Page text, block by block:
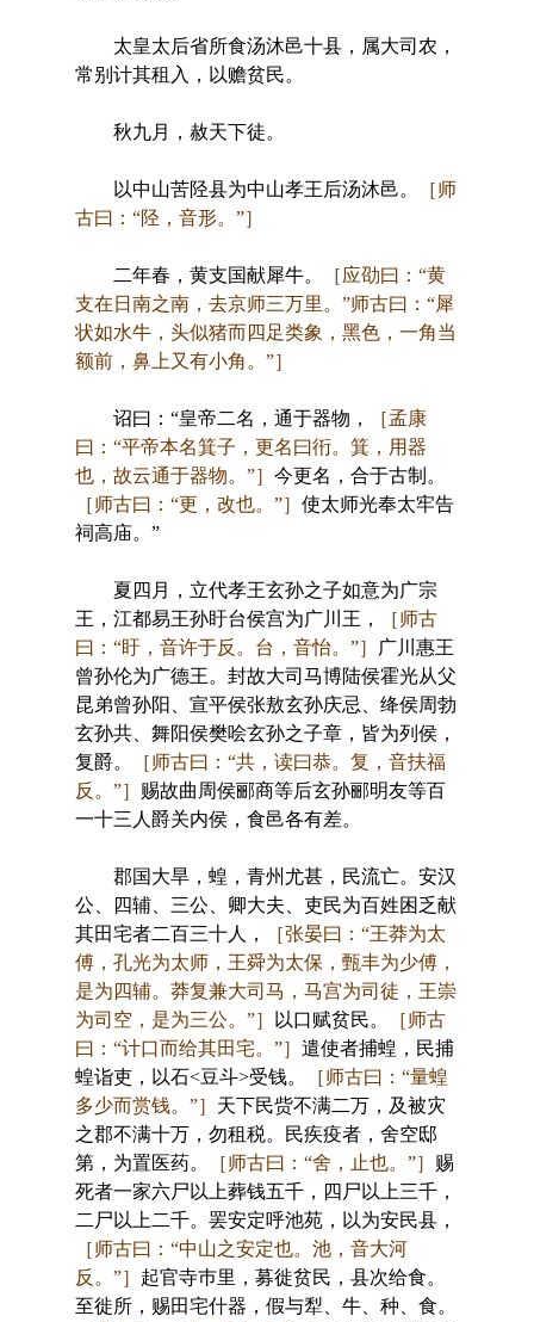
太皇太后省所食汤沐邑十县，属大司农，
常别计其租入，以赡贫民。
秋九月，赦天下徒。
以中山苦陉县为中山孝王后汤沐邑。
［师
古曰：“陉，音形。”］
二年春，黄支国献犀牛。
［应劭曰：“黄
支在日南之南，去京师三万里。”师古曰：“犀
状如水牛，头似猪而四足类象，黑色，一角当
额前，鼻上又有小角。”］
诏曰：“皇帝二名，通于器物，
［孟康
曰：“平帝本名箕子，更名曰衎。箕，用器
也，故云通于器物。”］ 今更名，合于古制。
［师古曰：“更，改也。”］ 使太师光奉太牢告
祠高庙。”
夏四月，立代孝王玄孙之子如意为广宗
王，江都易王孙盱台侯宫为广川王，
［师古
曰：“盱，音许于反。台，音怡。”］
广川惠王
曾孙伦为广德王。封故大司马博陆侯霍光从父
昆弟曾孙阳、宣平侯张敖玄孙庆忌、绛侯周勃
玄孙共、舞阳侯樊哙玄孙之子章，皆为列侯，
复爵。
［师古曰：“共，读曰恭。复，音扶福
反。”］ 赐故曲周侯郦商等后玄孙郦明友等百
一十三人爵关内侯，食邑各有差。
郡国大旱，蝗，青州尤甚，民流亡。安汉
公、四辅、三公、卿大夫、吏民为百姓困乏献
其田宅者二百三十人，
［张晏曰：“王莽为太
傅，孔光为太师，王舜为太保，甄丰为少傅，
是为四辅。莽复兼大司马，马宫为司徒，王崇
为司空，是为三公。”］
以口赋贫民。
［师古
曰：“计口而给其田宅。”］ 遣使者捕蝗，民捕
蝗诣吏，以石<豆斗>受钱。
［师古曰：“量蝗
多少而赏钱。”］ 天下民赀不满二万，及被灾
之郡不满十万，勿租税。民疾疫者，舍空邸
第，为置医药。
［师古曰：“舍，止也。”］ 赐
死者一家六尸以上葬钱五千，四尸以上三千，
二尸以上二千。罢安定呼池苑，以为安民县，
［师古曰：“中山之安定也。池，音大河
反。”］ 起官寺巿里，募徙贫民，县次给食。
至徙所，赐田宅什器，假与犁、牛、种、食。